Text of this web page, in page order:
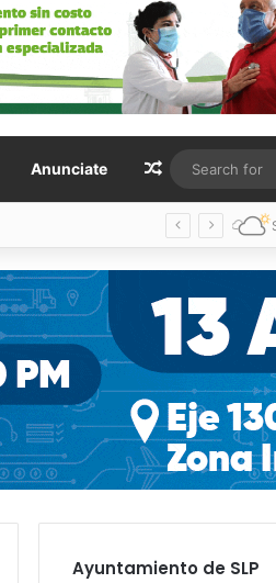
Anunciate Random
Ayuntamiento de SLP